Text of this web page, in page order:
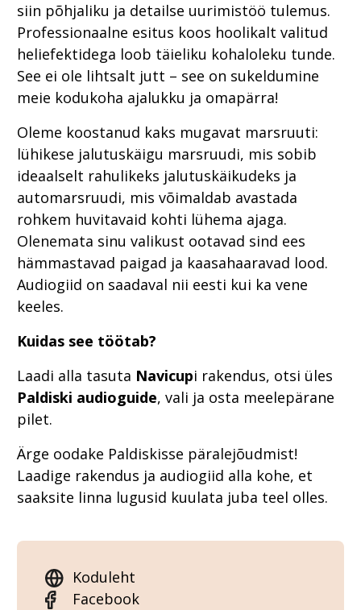
siin põhjaliku ja detailse uurimistöö tulemus.
Professionaalne esitus koos hoolikalt valitud
heliefektidega loob täieliku kohaloleku tunde.
See ei ole lihtsalt jutt – see on sukeldumine
meie kodukoha ajalukku ja omapärra!
Oleme koostanud kaks mugavat marsruuti:
lühikese jalutuskäigu marsruudi, mis sobib
ideaalselt rahulikeks jalutuskäikudeks ja
automarsruudi, mis võimaldab avastada
rohkem huvitavaid kohti lühema ajaga.
Olenemata sinu valikust ootavad sind ees
hämmastavad paigad ja kaasahaaravad lood.
Audiogiid on saadaval nii eesti kui ka vene
keeles.
Kuidas see töötab?
Laadi alla tasuta Navicupi rakendus, otsi üles
Paldiski audioguide, vali ja osta meelepärane
pilet.
Ärge oodake Paldiskisse päralejõudmist!
Laadige rakendus ja audiogiid alla kohe, et
saaksite linna lugusid kuulata juba teel olles.
Koduleht
Facebook